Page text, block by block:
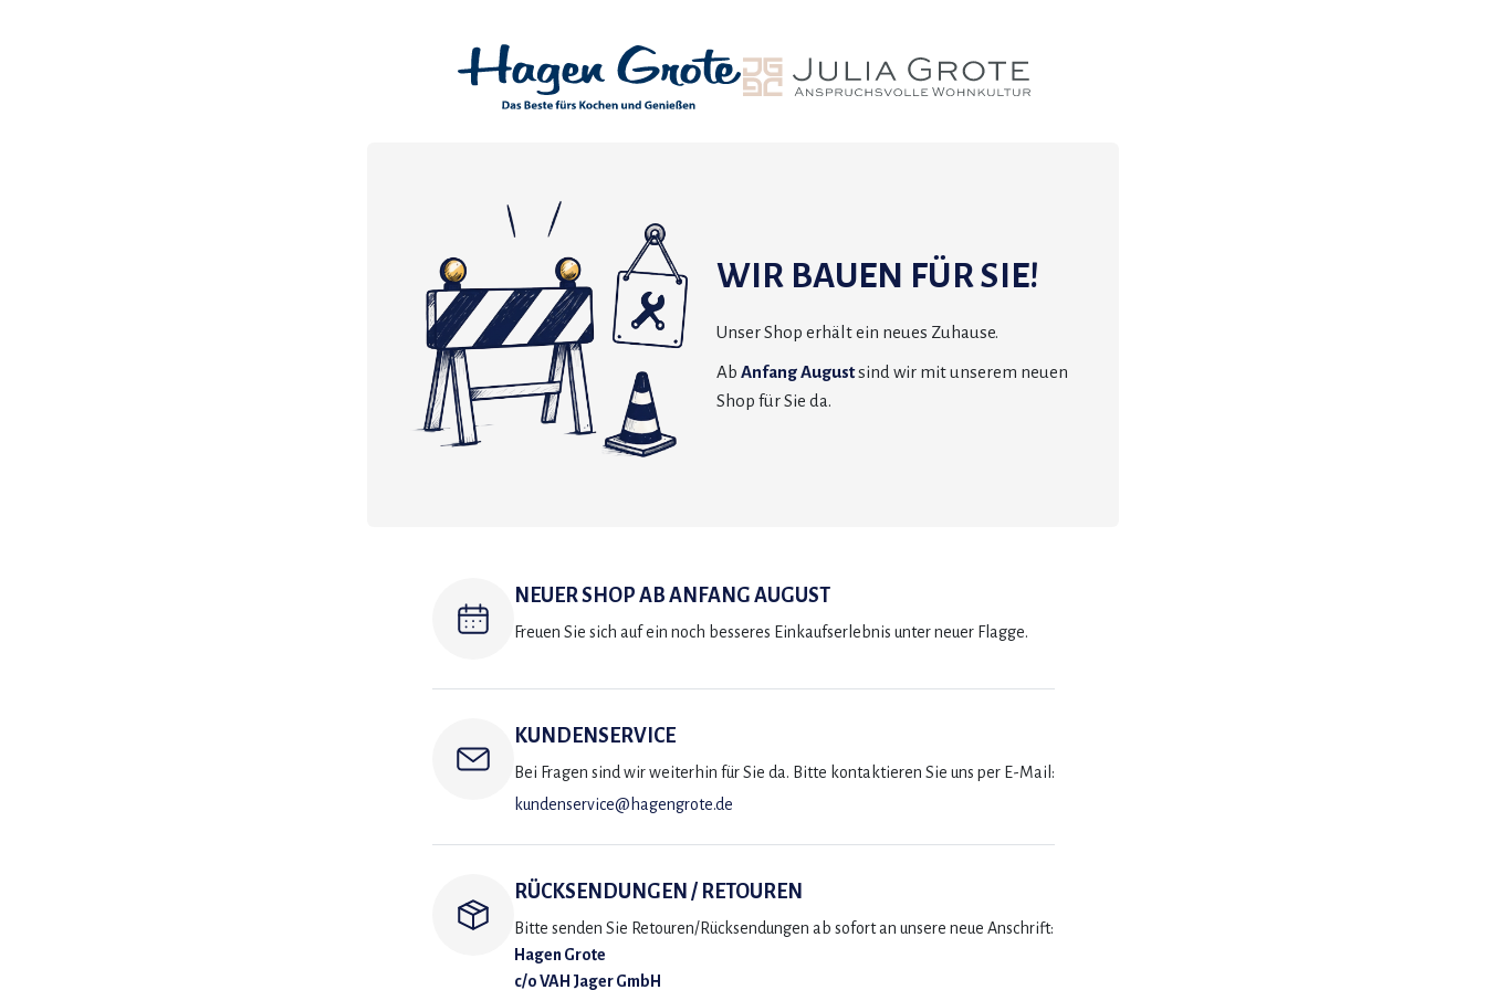
WIR BAUEN FÜR SIE!
Unser Shop erhält ein neues Zuhause.
Ab Anfang Augustsind wir mit unserem neuen
Shop für Sie da.
NEUER SHOP AB ANFANG AUGUST
Freuen Sie sich auf ein noch besseres Einkaufserlebnis unter neuer Flagge.
KUNDENSERVICE
Bei Fragen sind wir weiterhin für Sie da. Bitte kontaktieren Sie uns per E-Mail:
kundenservice@hagengrote.de
RÜCKSENDUNGEN / RETOUREN
Bitte senden Sie Retouren/Rücksendungen ab sofort an unsere neue Anschrift:
Hagen Grote
c/o VAH Jager GmbH